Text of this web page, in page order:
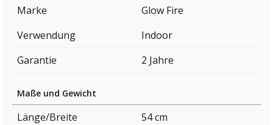
Marke
Glow Fire
Verwendung
Indoor
Garantie
2 Jahre
Maße und Gewicht
Länge/Breite
54 cm